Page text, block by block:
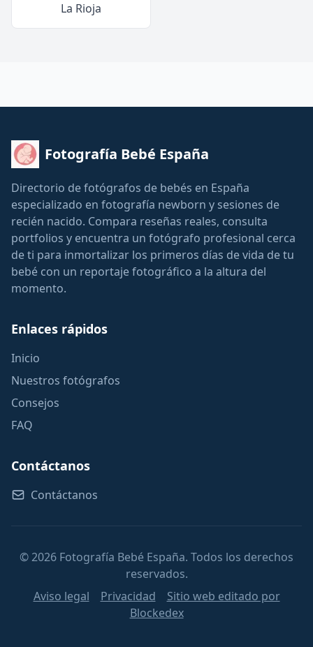
La Rioja
Fotografía Bebé España
Directorio de fotógrafos de bebés en España
especializado en fotografía newborn y sesiones de
recién nacido. Compara reseñas reales, consulta
portfolios y encuentra un fotógrafo profesional cerca
de ti para inmortalizar los primeros días de vida de tu
bebé con un reportaje fotográfico a la altura del
momento.
Enlaces rápidos
Inicio
Nuestros fotógrafos
Consejos
FAQ
Contáctanos
Contáctanos
© 2026 Fotografía Bebé España. Todos los derechos
reservados.
Aviso legal
Privacidad
Sitio web editado por
Blockedex